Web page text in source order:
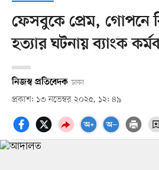
ফেসবুকে প্রেম, গোপনে
হত্যার ঘটনায় ব্যাংক
নিজস্ব প্রতিবেদক ঢাকা
প্রকাশ: ১৩ নভেম্বর ২০২৫, ১২: ৪৯